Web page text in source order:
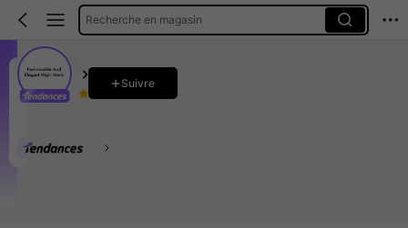
Recherche en magasin
Fashionable And Elegant High Heels
Suivre
Ce magasin est sélectionné comme un